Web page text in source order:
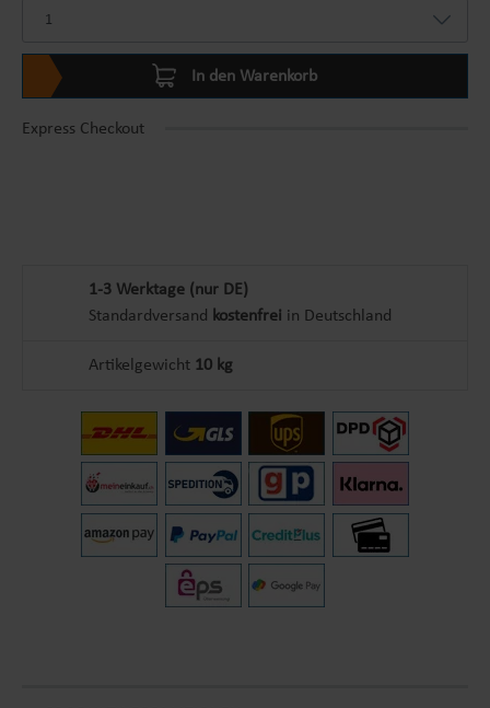
In den Warenkorb
Express Checkout
1-3 Werktage (nur DE)
Standardversand kostenfrei in Deutschland
Artikelgewicht 10 kg